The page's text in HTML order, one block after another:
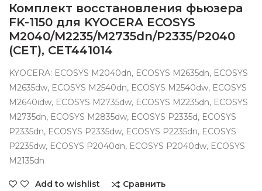
Комплект восстановления фьюзера
FK-1150 для KYOCERA ECOSYS
M2040/M2235/M2735dn/P2335/P2040
(CET), CET441014
KYOCERA: ECOSYS M2040dn, ECOSYS M2635dn, ECOSYS
M2635dw, ECOSYS M2540dn, ECOSYS M2540dw, ECOSYS
M2640idw, ECOSYS M2735dw, ECOSYS M2235dn, ECOSYS
M2735dn, ECOSYS M2835dw, ECOSYS P2335d, ECOSYS
P2335dn, ECOSYS P2335dw, ECOSYS P2235dn, ECOSYS
P2235dw, ECOSYS P2040dn, ECOSYS P2040dw, ECOSYS
M2135dn
Add to wishlist Сравнить